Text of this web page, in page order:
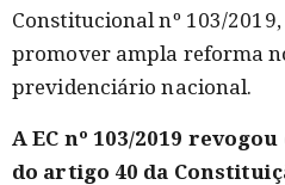
Constitucional nº 103/
promover ampla reforma
previdenciário nacional.
A EC nº 103/2019
do artigo 40 da